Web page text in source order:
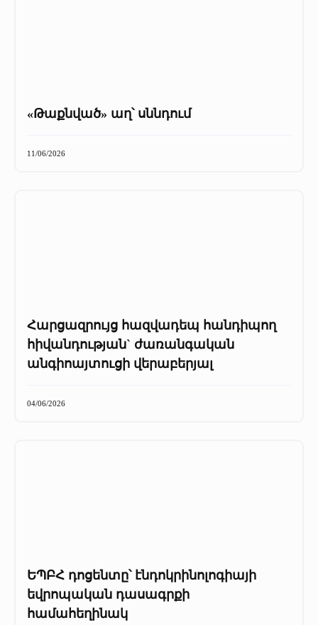
«Թաքնված» աղ՝ սննդում
11/06/2026
Հարցազրույց հազվադեպ հանդիպող
հիվանդության` ժառանգական
անգիոայտուցի վերաբերյալ
04/06/2026
ԵՊԲՀ դոցենտը՝ էնդոկրինոլոգիայի
եվրոպական դասագրքի
համահեղինակ